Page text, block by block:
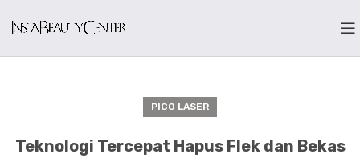
PICO LASER
Teknologi Tercepat Hapus Flek dan Bekas